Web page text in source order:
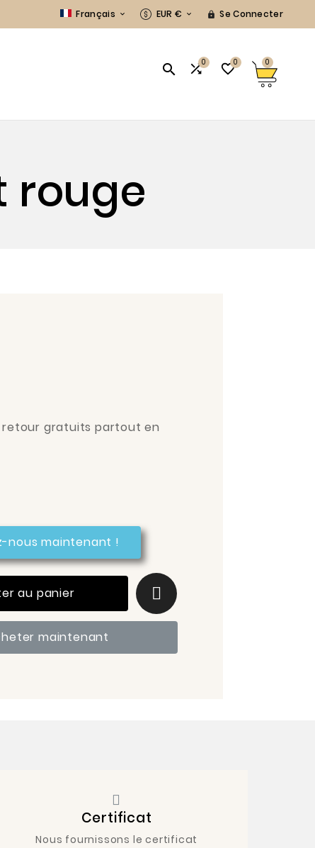
Français  EUR €   Se Connecter
 0 0 0
rouge
retour gratuits partout en
nous maintenant !
au panier
maintenant
Certificat
Nous fournissons le certificat